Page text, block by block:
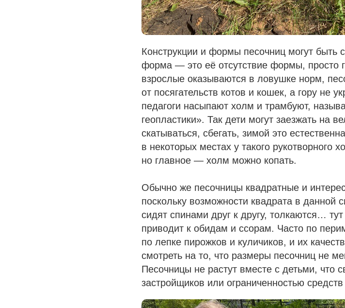
Конструкции и формы песочниц могут
форма — это её отсутствие формы, просто
взрослые оказываются в ловушке норм,
от посягательств котов и кошек, а гору не
педагоги насыпают холм и трамбуют,
геопластики». Так дети могут заезжать на
скатываться, сбегать, зимой это
в некоторых местах у такого рукотворного
но главное — холм можно копать.
Обычно же песочницы квадратные и
поскольку возможности квадрата в данной
сидят спинами друг к другу, толкаются…
приводит к обидам и ссорам. Часто по
по лепке пирожков и куличиков, и их
смотреть на то, что размеры песочниц не
Песочницы не растут вместе с детьми, что
застройщиков или ограниченностью средств